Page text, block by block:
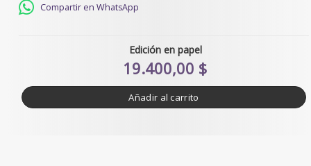
Compartir en WhatsApp
Edición en papel
19.400,00 $
Añadir al carrito